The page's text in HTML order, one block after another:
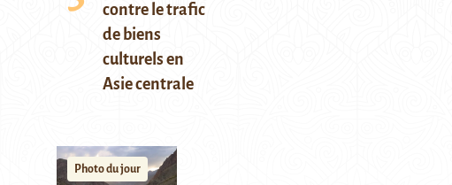
contre le trafic
de biens
culturels en
Asie centrale
Photo du jour